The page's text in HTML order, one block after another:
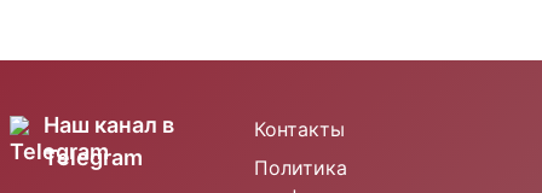
Наш канал в
Telegram
Контакты
Политика